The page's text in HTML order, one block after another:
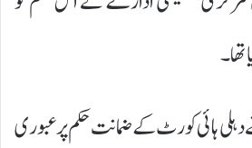
ہائی کورٹ کے ضمانت حکم پر عبوری